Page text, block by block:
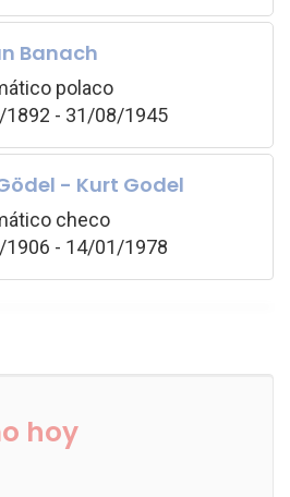
Banach
polaco
- 31/08/1945
- Kurt Godel
checo
- 14/01/1978
hoy